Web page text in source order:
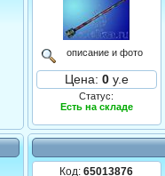
описание и фото
Цена: 0 у.е
Статус:
Есть на складе
Код:65013876